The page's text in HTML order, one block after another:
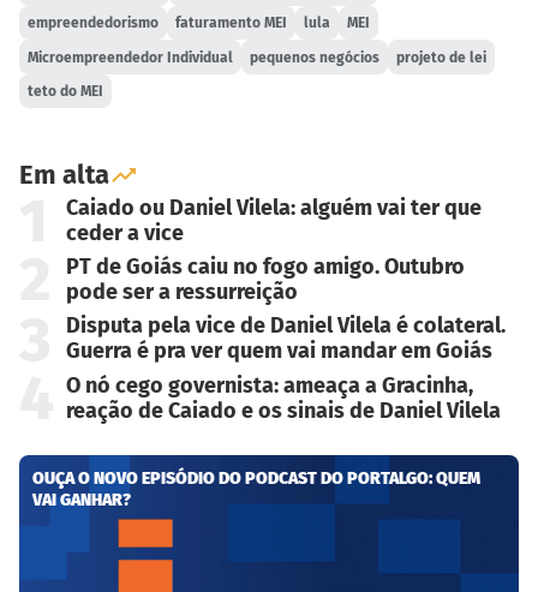
empreendedorismo faturamento MEI lula MEI
Microempreendedor Individual pequenos negócios projeto de lei
teto do MEI
Em alta
Caiado ou Daniel Vilela: alguém vai ter que
ceder a vice
PT de Goiás caiu no fogo amigo. Outubro
pode ser a ressurreição
Disputa pela vice de Daniel Vilela é colateral.
Guerra é pra ver quem vai mandar em Goiás
O nó cego governista: ameaça a Gracinha,
reação de Caiado e os sinais de Daniel Vilela
OUÇA O NOVO EPISÓDIO DO PODCAST DO PORTALGO: QUEM
VAI GANHAR?